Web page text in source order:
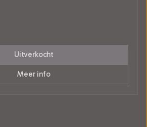
Uitverkocht
Meer info